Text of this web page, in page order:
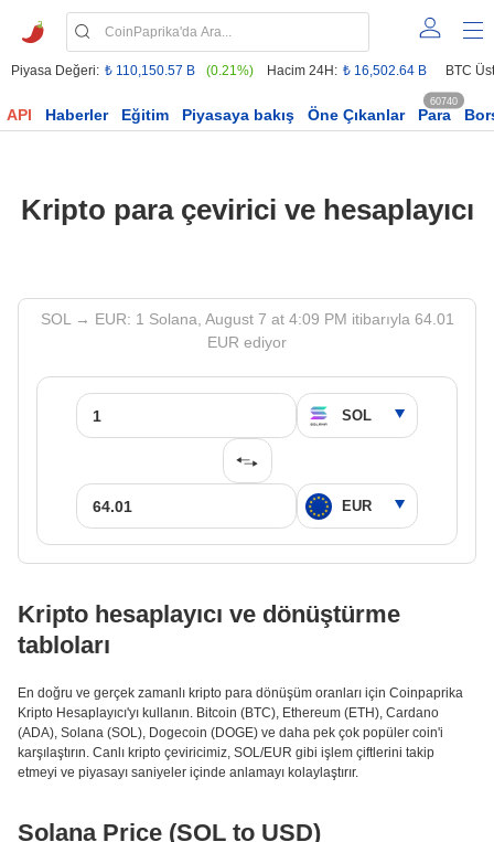
Piyasa Değeri: ₺ 110,150.57 B (0.21%) Hacim 24H: ₺ 16,502.64 B BTC
API Haberler Eğitim Piyasaya bakış Öne Çıkanlar Para
60740
Kripto para çevirici ve hesaplayıcı
SOL → EUR: 1 Solana, August 7 at 4:09 PM itibarıyla 64.01
EUR ediyor
Kripto hesaplayıcı ve dönüştürme
tabloları
En doğru ve gerçek zamanlı kripto para dönüşüm oranları için Coinpaprika
Kripto Hesaplayıcı'yı kullanın. Bitcoin (BTC), Ethereum (ETH), Cardano
(ADA), Solana (SOL), Dogecoin (DOGE) ve daha pek çok popüler coin'i
karşılaştırın. Canlı kripto çeviricimiz, SOL/EUR gibi işlem çiftlerini takip
etmeyi ve piyasayı saniyeler içinde anlamayı kolaylaştırır.
Solana Price (SOL to USD)